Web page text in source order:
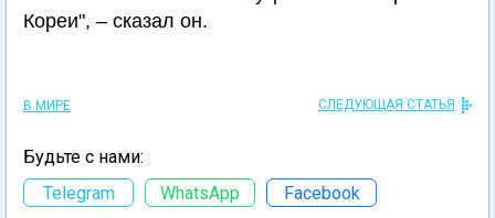
Кореи", – сказал он.
В МИРЕ СЛЕДУЮЩАЯ СТАТЬЯ
Будьте с нами:
Telegram
WhatsApp Facebook